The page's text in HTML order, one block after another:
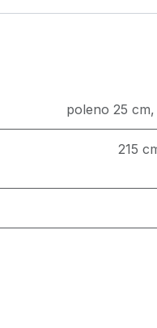
poleno 25 cm,
215